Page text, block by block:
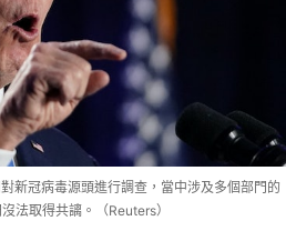
新冠病毒源頭進行調查，當中涉及多個部門的
法取得共謧。（Reuters）